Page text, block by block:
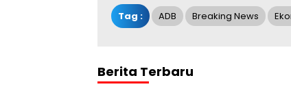
Tag : ADB Breaking News
Berita Terbaru